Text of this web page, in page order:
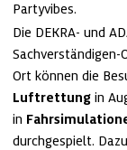
Partyvibes.
Die DEKRA- und
Sachverständigen-
Ort können die
Luftrettung in
in
durchgespielt.